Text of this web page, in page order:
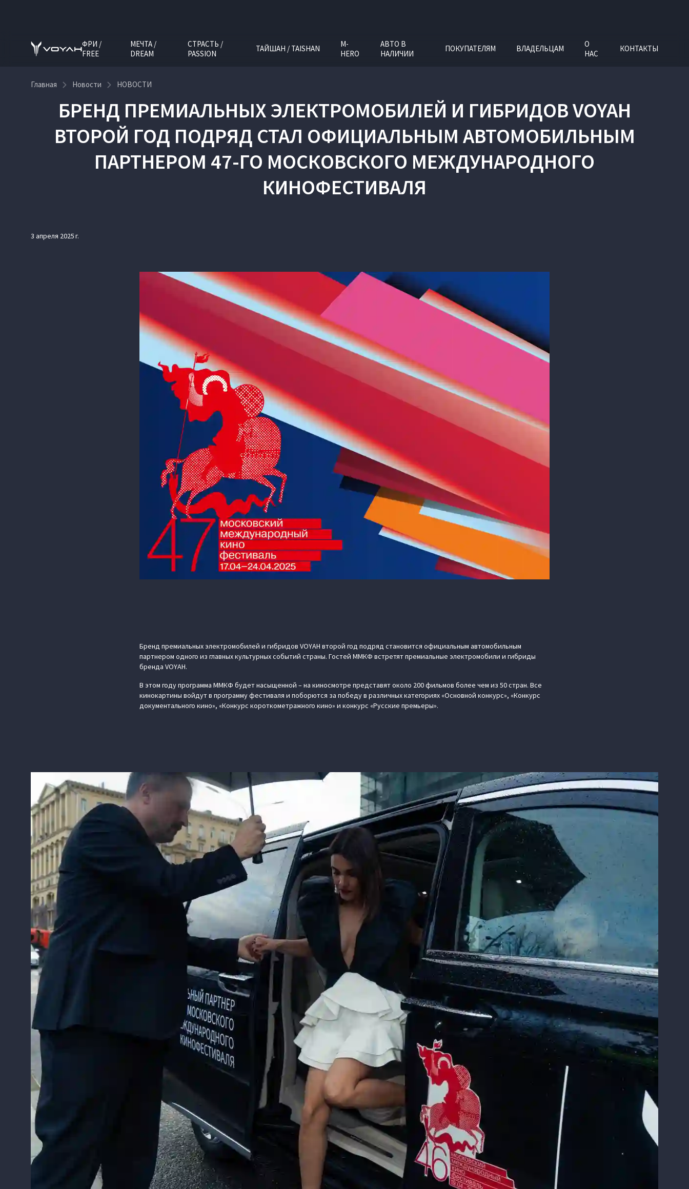
ФРИ /
FREE
МЕЧТА /
DREAM
СТРАСТЬ /
PASSION
ТАЙШАН / TAISHAN
M-
HERO
АВТО В
НАЛИЧИИ
ПОКУПАТЕЛЯМ ВЛАДЕЛЬЦАМ
О
НАС
КОНТАКТЫ
Главная Новости НОВОСТИ
БРЕНД ПРЕМИАЛЬНЫХ ЭЛЕКТРОМОБИЛЕЙ И ГИБРИДОВ VOYAH
ВТОРОЙ ГОД ПОДРЯД СТАЛ ОФИЦИАЛЬНЫМ АВТОМОБИЛЬНЫМ
ПАРТНЕРОМ 47-ГО МОСКОВСКОГО МЕЖДУНАРОДНОГО
КИНОФЕСТИВАЛЯ
3 апреля 2025 г.
Бренд премиальных электромобилей и гибридов VOYAH второй год подряд становится официальным автомобильным
партнером одного из главных культурных событий страны. Гостей ММКФ встретят премиальные электромобили и гибриды
бренда VOYAH.
В этом году программа ММКФ будет насыщенной – на киносмотре представят около 200 фильмов более чем из 50 стран. Все
кинокартины войдут в программу фестиваля и поборются за победу в различных категориях «Основной конкурс», «Конкурс
документального кино», «Конкурс короткометражного кино» и конкурс «Русские премьеры».